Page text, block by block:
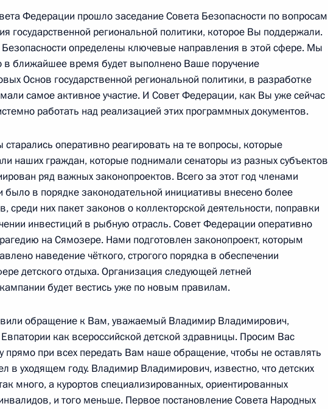
Москва, Кремль
вторник
директором Международной
Гаем Райдером
5
Общероссийского народного фронта
16:10 Москва
суббота
«Автодизель»
14:30 Ярославль
четверг
в будущее: роль и место России»
4
Федерации прошло заседание Совета Безопасности по вопросам
государственной региональной политики, которое Вы поддержали.
определены ключевые направления в этой сфере. Мы
в ближайшее время будет выполнено Ваше поручение
Основ государственной региональной политики, в разработке
самое активное участие. И Совет Федерации, как Вы уже сейчас
работать над реализацией этих программных документов.
оперативно реагировать на те вопросы, которые
наших граждан, которые поднимали сенаторы из разных субъектов
ряд важных законопроектов. Всего за этот год членами
в порядке законодательной инициативы внесено более
среди них пакет законов о коллекторской деятельности, поправки
инвестиций в рыбную отрасль. Совет Федерации оперативно
на Сямозере. Нами подготовлен законопроект, которым
наведение чёткого, строгого порядка в обеспечении
детского отдыха. Организация следующей летней
будет вестись уже по новым правилам.
обращение к Вам, уважаемый Владимир Владимирович,
как всероссийской детской здравницы. Просим Вас
прямо при всех передать Вам наше обращение, чтобы не оставлять
в уходящем году. Владимир Владимирович, известно, что детских
много, а курортов специализированных, ориентированных
и того меньше. Первое постановление Совета Народных